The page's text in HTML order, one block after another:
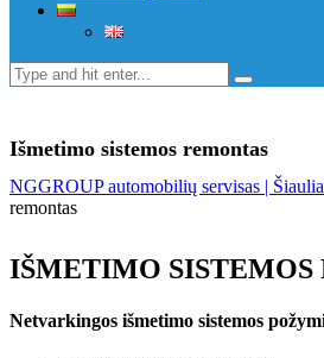
Išmetimo sistemos remontas
NGGROUP automobilių servisas |
remontas
IŠMETIMO SISTEMOS
Netvarkingos išmetimo sistemos